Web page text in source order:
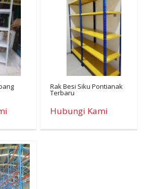
Rak Besi Siku Pontianak
Terbaru
Hubungi Kami